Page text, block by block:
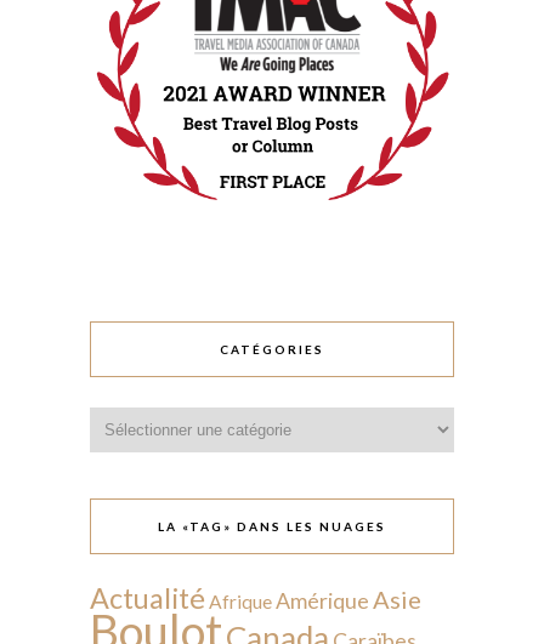
CATÉGORIES
LA «TAG» DANS LES NUAGES
Actualité AfriqueAmérique Asie
Boulot